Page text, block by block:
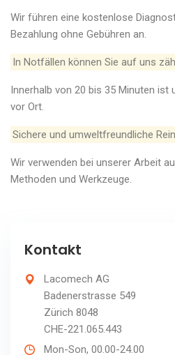
Wir führen eine kostenlose
Bezahlung ohne Gebühren an.
In Notfällen können Sie auf uns
Innerhalb von 20 bis 35 Minuten ist
vor Ort.
Sichere und umweltfreundliche
Wir verwenden bei unserer Arbeit
Methoden und Werkzeuge.
Kontakt
Lacomech AG
Badenerstrasse 549
Zürich 8048
CHE-221.065.443
Mon-Son, 00.00-24.00